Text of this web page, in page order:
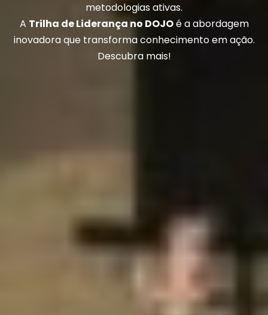
metodologias ativas.
A Trilha de Liderança no DOJOé a abordagem
inovadora que transforma conhecimento em ação.
Descubra mais!